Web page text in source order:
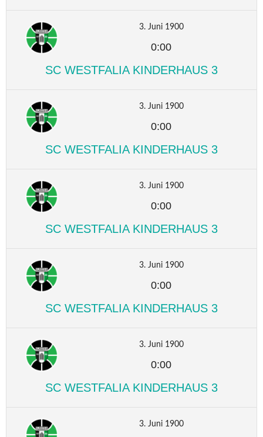
3. Juni 1900
0:00
SC WESTFALIA KINDERHAUS 3
3. Juni 1900
0:00
SC WESTFALIA KINDERHAUS 3
3. Juni 1900
0:00
SC WESTFALIA KINDERHAUS 3
3. Juni 1900
0:00
SC WESTFALIA KINDERHAUS 3
3. Juni 1900
0:00
SC WESTFALIA KINDERHAUS 3
3. Juni 1900